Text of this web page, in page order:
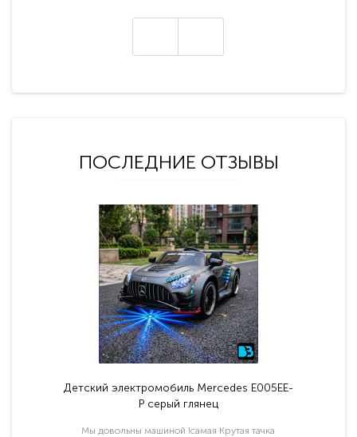
ПОСЛЕДНИЕ ОТЗЫВЫ
Детский электромобиль Mercedes E005EE-
P серый глянец
Мы довольны машиной !самая Крутая тачка